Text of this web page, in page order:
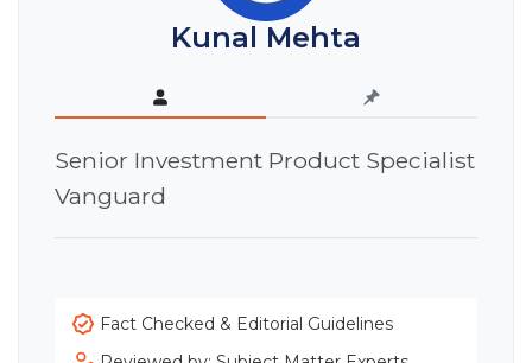
Kunal Mehta
Senior Investment Product Specialist
Vanguard
Fact Checked & Editorial Guidelines